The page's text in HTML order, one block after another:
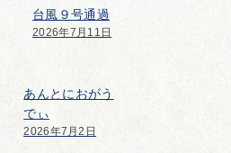
台風９号通過
2026年7月11日
あんとにおがう
でぃ
2026年7月2日